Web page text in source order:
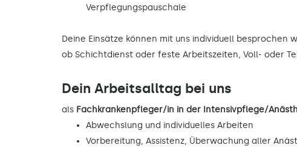
Verpflegungspauschale
Deine Einsätze können mit uns individuell besprochen
ob Schichtdienst oder feste Arbeitszeiten, Voll- oder
Dein Arbeitsalltag bei uns
als Fachkrankenpfleger/in in der Intensivpflege/
Abwechslung und individuelles Arbeiten
Vorbereitung, Assistenz, Überwachung aller